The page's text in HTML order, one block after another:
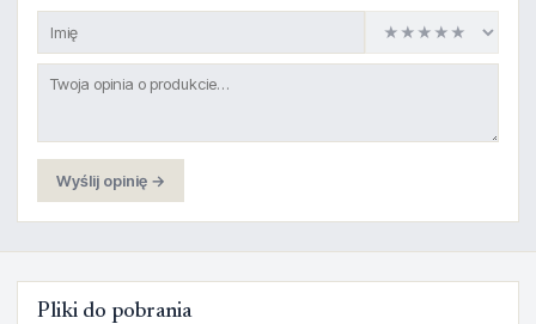
Wyślij opinię →
Pliki do pobrania